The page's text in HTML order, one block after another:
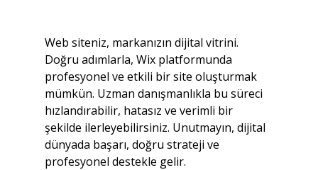
Web siteniz, markanızın dijital vitrini.
Doğru adımlarla, Wix platformunda
profesyonel ve etkili bir site oluşturmak
mümkün. Uzman danışmanlıkla bu süreci
hızlandırabilir, hatasız ve verimli bir
şekilde ilerleyebilirsiniz. Unutmayın, dijital
dünyada başarı, doğru strateji ve
profesyonel destekle gelir.